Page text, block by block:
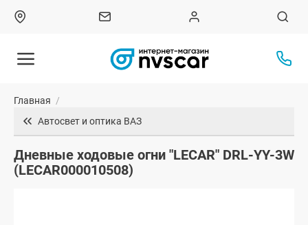
Главная /
Автосвет и оптика ВАЗ
Дневные ходовые огни "LECAR" DRL-YY-3W
(LECAR000010508)